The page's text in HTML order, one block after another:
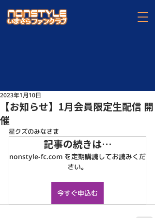
【お知らせ】1月会員限定生配信 開
催
2023年1月10日
星クズのみなさま
記事の続きは…
nonstyle-fc.com を定期購読してお読みくだ
さい。
今すぐ申込む